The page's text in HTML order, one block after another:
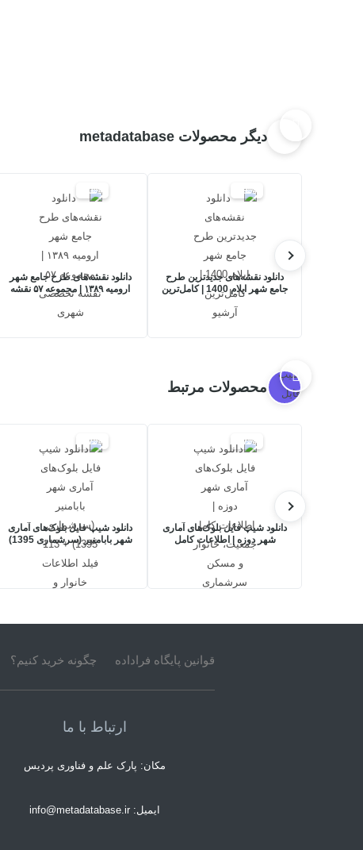
دیگر محصولات metadatabase
29%
دانلود نقشه‌های جدیدترین طرح
جامع شهر ایلام 1400 | کامل‌ترین
آرشیو
20%
دانلود نقشه‌های طرح جامع شهر
ارومیه ۱۳۸۹ | مجموعه ۵۷ نقشه
تخصصی شهری
محصولات مرتبط
17%
دانلود شیپ فایل بلوک‌های آماری
شهر دوزه | اطلاعات کامل
جمعیت، خانوار و مسکن
سرشماری 1395
17%
دانلود شیپ فایل بلوک‌های آماری
شهر بابامنیر (سرشماری 1395)
+ 113 فیلد اطلاعات خانوار و
مسکن
قوانین پایگاه فراداده چگونه خرید کنیم؟
ارتباط با ما
مکان: پارک علم و فناوری پردیس
ایمیل: info@metadatabase.ir